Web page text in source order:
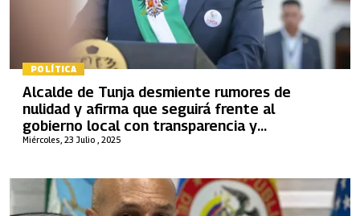
POLÍTICA
Miércoles, 23 Julio , 2025
Alcalde de Tunja desmiente rumores de
nulidad y afirma que seguirá frente al
gobierno local con transparencia y
responsabilidad